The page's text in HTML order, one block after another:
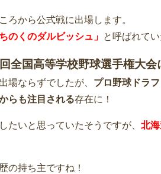
ろから公式戦に出場します。
ちのくのダルビッシュ」 と呼ばれて
全国高等学校野球選手権大会
場ならずでしたが、 プロ野球ドラ
らも注目される存在に！
たいと思っていたそうですが、 北
の持ち主ですね！